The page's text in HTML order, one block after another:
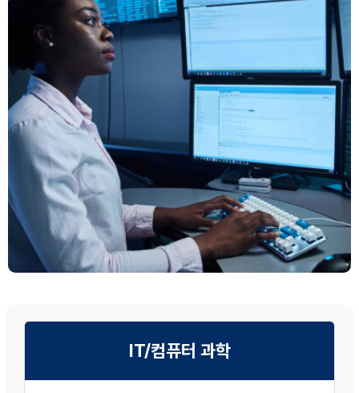
IT/컴퓨터 과학